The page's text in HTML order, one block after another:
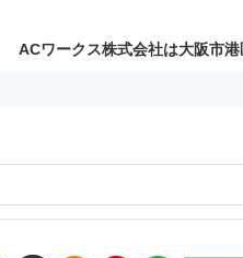
ACワークス株式会社は大阪市